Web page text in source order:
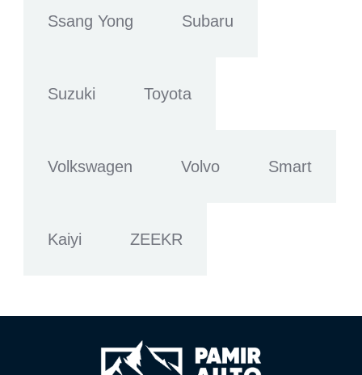
Ssang Yong Subaru
Suzuki Toyota
Volkswagen Volvo Smart
Kaiyi ZEEKR